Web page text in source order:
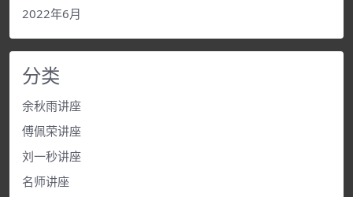
2022年6月
分类
余秋雨讲座
傅佩荣讲座
刘一秒讲座
名师讲座